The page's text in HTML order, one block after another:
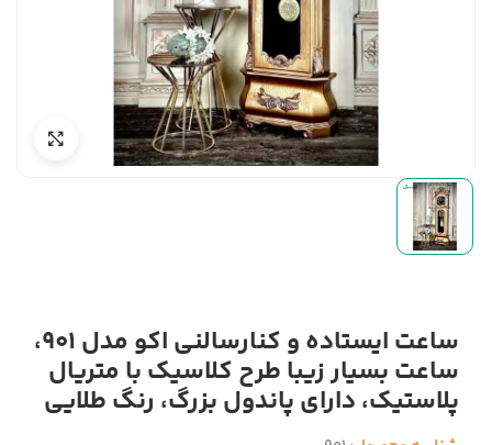
ساعت ایستاده و کنارسالنی اکو مدل 901،
ساعت بسیار زیبا طرح کلاسیک با متریال
پلاستیک، دارای پاندول بزرگ، رنگ طلایی